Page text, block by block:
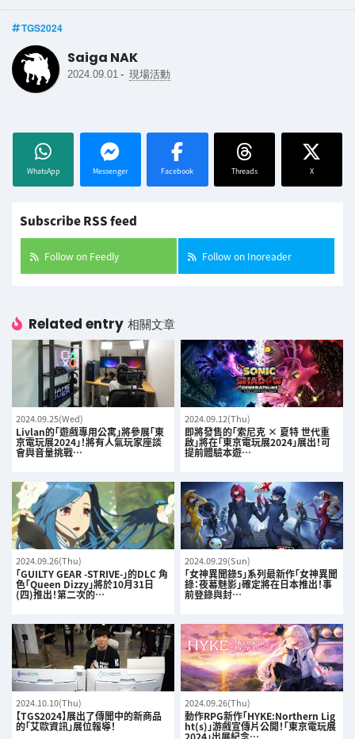
TGS2024
Saiga NAK
2024.09.01 - 現場活動
WhatsApp Messenger Facebook Threads X
Subscribe RSS feed
Follow on Feedly Follow on Inoreader
Related entry 相關文章
2024.09.25(Wed)
Livlan的「遊戲專用公寓」將參展「東
京電玩展2024」！將有人氣玩家座談
會與音量挑戰…
2024.09.12(Thu)
即將發售的「索尼克 × 夏特 世代重
啟」將在「東京電玩展2024」展出！可
提前體驗本遊…
2024.09.26(Thu)
「GUILTY GEAR -STRIVE-」的DLC 角
色「Queen Dizzy」將於10月31日
(四)推出！第二次的…
2024.09.29(Sun)
「女神異聞錄5」系列最新作「女神異聞
錄：夜幕魅影」確定將在日本推出！事
前登錄與封…
2024.10.10(Thu)
【TGS2024】展出了傳聞中的新商品
的「艾歐資訊」展位報導！
2024.09.26(Thu)
動作RPG新作「HYKE:Northern Lig
ht(s)」游戲宣傳片公開！「東京電玩展